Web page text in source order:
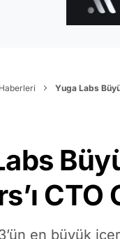
Yuga Labs
en büyük